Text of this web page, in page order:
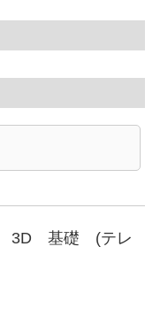
3D 基礎 (テレ